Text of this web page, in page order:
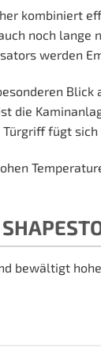
kombiniert
noch lange
werden
Blick
die
fügt
bewältigt